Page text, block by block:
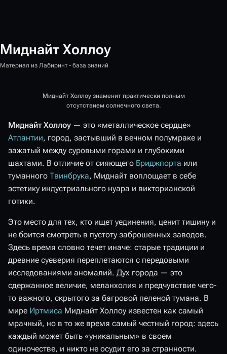
Миднайт Холлоу
Материал из Лабиринт - база знаний
Миднайт Холлоу знаменит практически полным
отсутствием солнечного света.
Миднайт Холлоу — это «металлическое сердце»
Атлантии, город, застывший в вечном полумраке и
зажатый между суровыми горами и глубокими
шахтами. В отличие от сияющего Бриджпорта или
туманного Твинбрука, Миднайт воплощает в себе
эстетику индустриального нуара и викторианской
готики.
Это место для тех, кто ищет уединения, ценит тишину и
не боится смотреть в пустоту заброшенных заводов.
Здесь время словно течет иначе: старые традиции и
древние суеверия переплетаются с передовыми
исследованиями аномалий. Дух города — это
сдержанное величие, меланхолия и предчувствие чего-
то важного, скрытого за багровой пеленой тумана. В
мире Иртмиса Миднайт Холлоу известен как самый
мрачный, но в то же время самый честный город: здесь
каждый может быть «уникальным» в своем
одиночестве, и никто не осудит его за странности.